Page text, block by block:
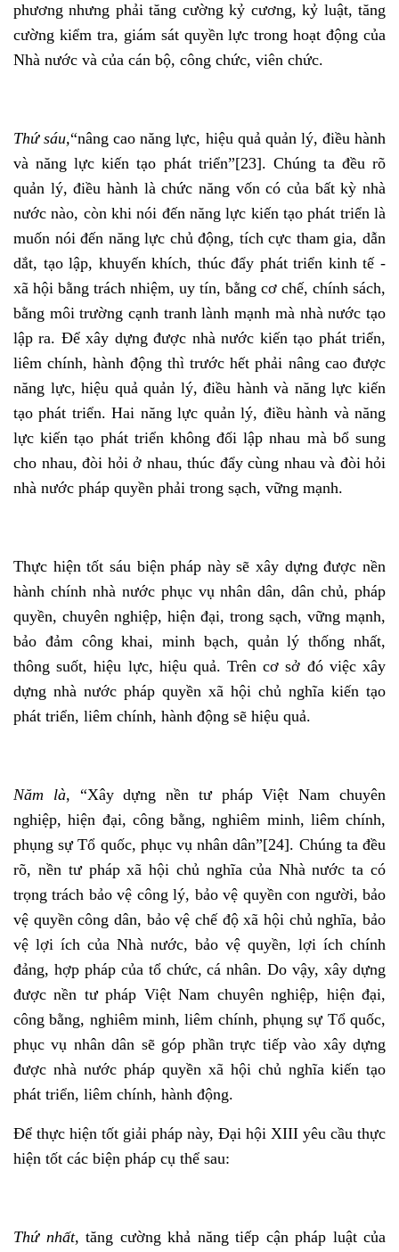
phương nhưng phải tăng cường kỷ cương, kỷ luật, tăng
cường kiểm tra, giám sát quyền lực trong hoạt động của
Nhà nước và của cán bộ, công chức, viên chức.
Thứ sáu,“nâng cao năng lực, hiệu quả quản lý, điều hành
và năng lực kiến tạo phát triển”[23]. Chúng ta đều rõ
quản lý, điều hành là chức năng vốn có của bất kỳ nhà
nước nào, còn khi nói đến năng lực kiến tạo phát triển là
muốn nói đến năng lực chủ động, tích cực tham gia, dẫn
dắt, tạo lập, khuyến khích, thúc đẩy phát triển kinh tế -
xã hội bằng trách nhiệm, uy tín, bằng cơ chế, chính sách,
bằng môi trường cạnh tranh lành mạnh mà nhà nước tạo
lập ra. Để xây dựng được nhà nước kiến tạo phát triển,
liêm chính, hành động thì trước hết phải nâng cao được
năng lực, hiệu quả quản lý, điều hành và năng lực kiến
tạo phát triển. Hai năng lực quản lý, điều hành và năng
lực kiến tạo phát triển không đối lập nhau mà bổ sung
cho nhau, đòi hỏi ở nhau, thúc đẩy cùng nhau và đòi hỏi
nhà nước pháp quyền phải trong sạch, vững mạnh.
Thực hiện tốt sáu biện pháp này sẽ xây dựng được nền
hành chính nhà nước phục vụ nhân dân, dân chủ, pháp
quyền, chuyên nghiệp, hiện đại, trong sạch, vững mạnh,
bảo đảm công khai, minh bạch, quản lý thống nhất,
thông suốt, hiệu lực, hiệu quả. Trên cơ sở đó việc xây
dựng nhà nước pháp quyền xã hội chủ nghĩa kiến tạo
phát triển, liêm chính, hành động sẽ hiệu quả.
Năm là, “Xây dựng nền tư pháp Việt Nam chuyên
nghiệp, hiện đại, công bằng, nghiêm minh, liêm chính,
phụng sự Tổ quốc, phục vụ nhân dân”[24]. Chúng ta đều
rõ, nền tư pháp xã hội chủ nghĩa của Nhà nước ta có
trọng trách bảo vệ công lý, bảo vệ quyền con người, bảo
vệ quyền công dân, bảo vệ chế độ xã hội chủ nghĩa, bảo
vệ lợi ích của Nhà nước, bảo vệ quyền, lợi ích chính
đảng, hợp pháp của tổ chức, cá nhân. Do vậy, xây dựng
được nền tư pháp Việt Nam chuyên nghiệp, hiện đại,
công bằng, nghiêm minh, liêm chính, phụng sự Tổ quốc,
phục vụ nhân dân sẽ góp phần trực tiếp vào xây dựng
được nhà nước pháp quyền xã hội chủ nghĩa kiến tạo
phát triển, liêm chính, hành động.
Để thực hiện tốt giải pháp này, Đại hội XIII yêu cầu thực
hiện tốt các biện pháp cụ thể sau:
Thứ nhất, tăng cường khả năng tiếp cận pháp luật của